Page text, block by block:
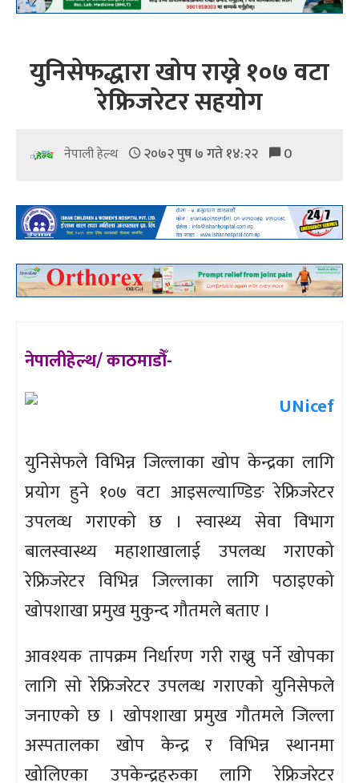
युनिसेफद्धारा खोप राख्ने १०७ वटा
रेफ्रिजरेटर सहयोग
नेपाली हेल्थ २०७२ पुष ७ गते १४:२२ 0
नेपालीहेल्थ/ काठमाडौँ-
युनिसेफले विभिन्न जिल्लाका खोप केन्द्रका लागि
प्रयोग हुने १०७ वटा आइसल्याण्डिङ रेफ्रिजरेटर
उपलव्ध गराएको छ । स्वास्थ्य सेवा विभाग
बालस्वास्थ्य महाशाखालाई उपलव्ध गराएको
रेफ्रिजरेटर विभिन्न जिल्लाका लागि पठाइएको
खोपशाखा प्रमुख मुकुन्द गौतमले बताए ।
आवश्यक तापक्रम निर्धारण गरी राख्नु पर्ने खोपका
लागि सो रेफ्रिजरेटर उपलव्ध गराएको युनिसेफले
जनाएको छ । खोपशाखा प्रमुख गौतमले जिल्ला
अस्पतालका खोप केन्द्र र विभिन्न स्थानमा
खोलिएका उपकेन्द्रहरुका लागि रेफ्रिजरेटर